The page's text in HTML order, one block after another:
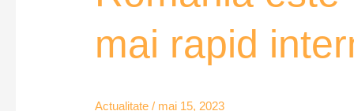
mai rapid
Actualitate / mai 15, 2023
topul
mondial
țărilor